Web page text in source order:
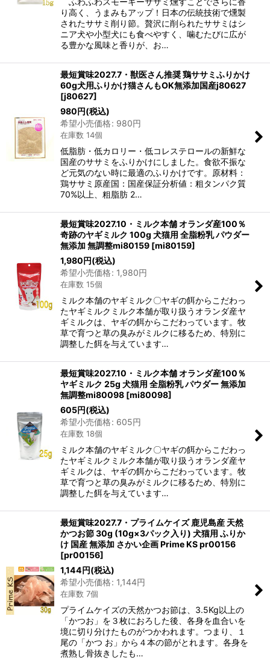
り高く、うまみもアップ！日本の伝統技術で燻製
されたササミ削り節。贅沢に削られたササミはシ
ニア犬や小型犬にも食べやすく、噛むたびに広が
る豊かな風味と香りが、お…
最短賞味2027.7・獣医さん推奨 鶏ササミふりかけ
60g犬用ふりかけ猫さんもOK無添加国産j80627
[j80627]
980円(税込)
希望小売価格: 980円
在庫数 14個
低脂肪・低カロリー・低コレステロールの新鮮な
国産のササミをふりかけにしました。食欲不振な
ど元気のない時に最適のふりかけです。原材料：
鶏ササミ原産国：国産保証分析値：粗タンパク質
70%以上、粗脂肪 2…
最短賞味2027.10・ミルク本舗 オランダ産100％
奇跡のヤギミルク 100g 犬猫用 全脂粉乳 パウダー
無添加 無調整mi80159 [mi80159]
1,980円(税込)
希望小売価格: 1,980円
在庫数 15個
ミルク本舗のヤギミルク〇ヤギの餌からこだわっ
たヤギミルクミルク本舗が取り扱うオランダ産ヤ
ギミルクは、ヤギの餌からこだわっています。牧
草で育つと草の臭みがミルクに移るため、特別に
調整した餌を与えています…
最短賞味2027.10・ミルク本舗 オランダ産100％
ヤギミルク 25g 犬猫用 全脂粉乳 パウダー 無添加
無調整mi80098 [mi80098]
605円(税込)
希望小売価格: 605円
在庫数 18個
ミルク本舗のヤギミルク〇ヤギの餌からこだわっ
たヤギミルクミルク本舗が取り扱うオランダ産ヤ
ギミルクは、ヤギの餌からこだわっています。牧
草で育つと草の臭みがミルクに移るため、特別に
調整した餌を与えています…
最短賞味2027.7・プライムケイズ 鹿児島産 天然
かつお節 30g (10g×3パック入り) 犬猫用 ふりか
け 国産 無添加 さかい企画 Prime KS pr00156
[pr00156]
1,144円(税込)
希望小売価格: 1,144円
在庫数 7個
プライムケイズの天然かつお節は、3.5Kg以上の
「かつお」を３枚におろした後、各身を血合いを
境に切り分けたものがつかわれます。つまり、１
尾の「かつ お」から４本の節がとれます。各身を
煮熟し骨抜きしたも…